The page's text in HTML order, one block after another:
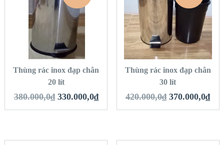
QUICK LOOK
VIEW DETAILS
THÊM VÀO GIỎ
HÀNG
Thùng rác inox đạp chân
20 lít
380.000,0₫ 330.000,0₫
QUICK LOOK
VIEW DETAILS
THÊM VÀO GIỎ
HÀNG
Thùng rác inox đạp chân
30 lít
420.000,0₫ 370.000,0₫